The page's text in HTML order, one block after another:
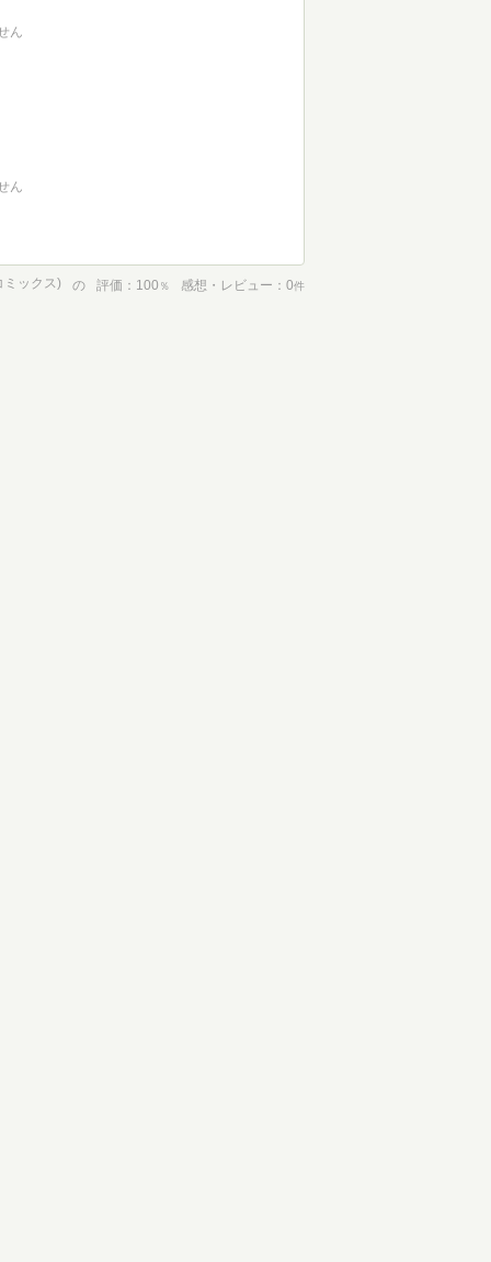
ん
ん
ックス) の 評価 100 ％ 感想・レビュー 0件